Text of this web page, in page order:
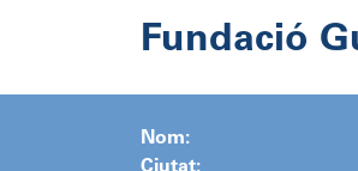
Fundació
Nom: